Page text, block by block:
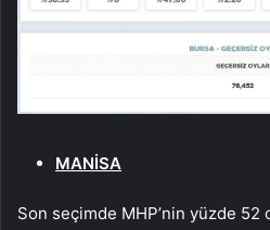
MANİSA
Son seçimde MHP’nin yüzde 52